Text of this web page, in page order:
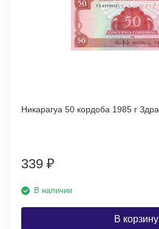
339 ₽
В наличии
В корзину